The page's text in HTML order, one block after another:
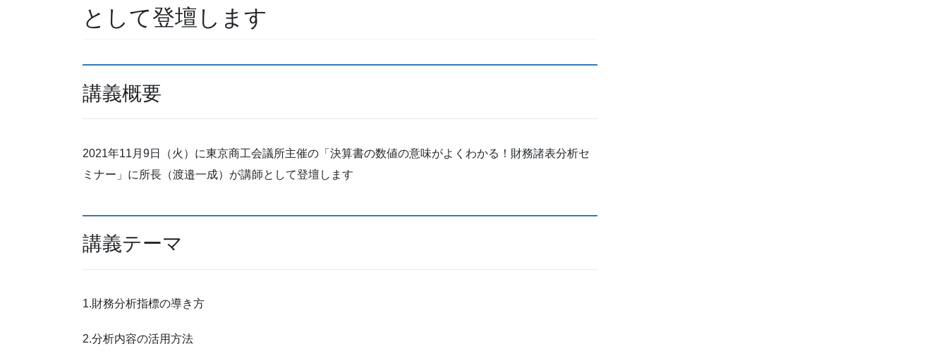
として登壇します
講義概要
2021年11月9日（火）に東京商工会議所主催の「決算書の数値の意味がよくわかる！財務諸表分析セ
ミナー」に所長（渡邉一成）が講師として登壇します
講義テーマ
1.財務分析指標の導き方
2.分析内容の活用方法